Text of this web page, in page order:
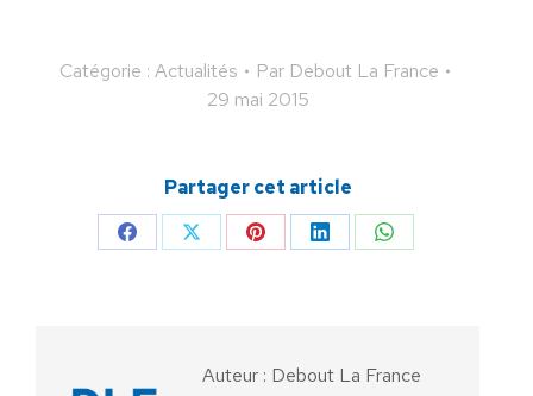
Catégorie : Actualités Par Debout La France
29 mai 2015
Partager cet article
PartagerPartagerPartagerPartagerPartager
Auteur : Debout La France